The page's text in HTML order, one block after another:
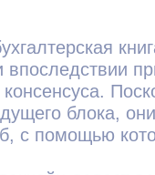
блока,
с помощью